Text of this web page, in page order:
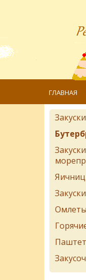
ГЛАВНАЯ
Омлеты